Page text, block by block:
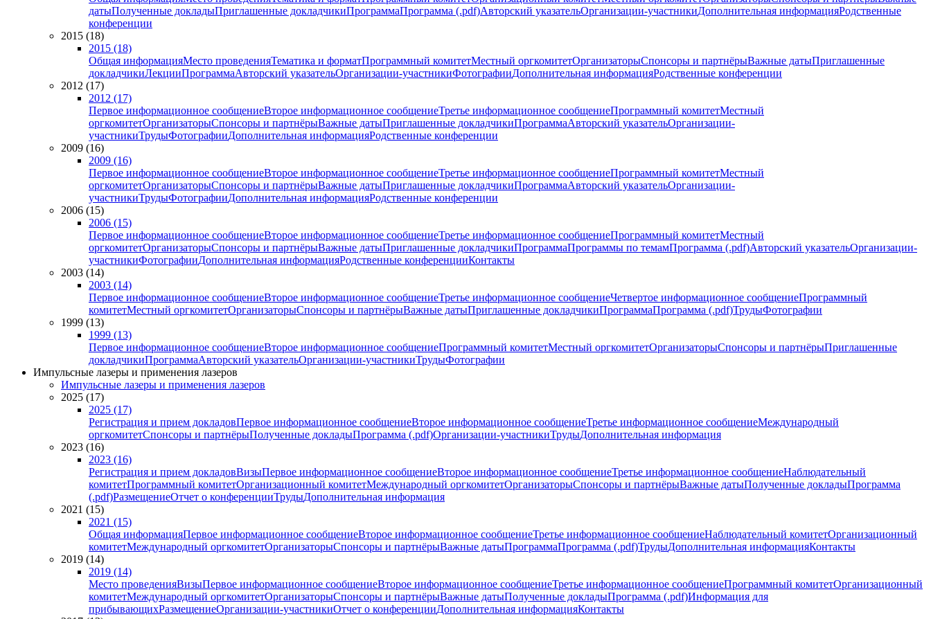
датыПолученные докладыПриглашенные докладчикиПрограммаПрограмма (.pdf)Авторский указательОрганизации-участникиДополнительная информацияРодственные
конференции
2015 (18)
2015 (18)
Общая информацияМесто проведенияТематика и форматПрограммный комитетМестный оргкомитетОрганизаторыСпонсоры и партнёрыВажные датыПриглашенные
докладчикиЛекцииПрограммаАвторский указательОрганизации-участникиФотографииДополнительная информацияРодственные конференции
2012 (17)
2012 (17)
Первое информационное сообщениеВторое информационное сообщениеТретье информационное сообщениеПрограммный комитетМестный
оргкомитетОрганизаторыСпонсоры и партнёрыВажные датыПриглашенные докладчикиПрограммаАвторский указательОрганизации-
участникиТрудыФотографииДополнительная информацияРодственные конференции
2009 (16)
2009 (16)
Первое информационное сообщениеВторое информационное сообщениеТретье информационное сообщениеПрограммный комитетМестный
оргкомитетОрганизаторыСпонсоры и партнёрыВажные датыПриглашенные докладчикиПрограммаАвторский указательОрганизации-
участникиТрудыФотографииДополнительная информацияРодственные конференции
2006 (15)
2006 (15)
Первое информационное сообщениеВторое информационное сообщениеТретье информационное сообщениеПрограммный комитетМестный
оргкомитетОрганизаторыСпонсоры и партнёрыВажные датыПриглашенные докладчикиПрограммаПрограммы по темамПрограмма (.pdf)Авторский указательОрганизации-
участникиФотографииДополнительная информацияРодственные конференцииКонтакты
2003 (14)
2003 (14)
Первое информационное сообщениеВторое информационное сообщениеТретье информационное сообщениеЧетвертое информационное сообщениеПрограммный
комитетМестный оргкомитетОрганизаторыСпонсоры и партнёрыВажные датыПриглашенные докладчикиПрограммаПрограмма (.pdf)ТрудыФотографии
1999 (13)
1999 (13)
Первое информационное сообщениеВторое информационное сообщениеПрограммный комитетМестный оргкомитетОрганизаторыСпонсоры и партнёрыПриглашенные
докладчикиПрограммаАвторский указательОрганизации-участникиТрудыФотографии
Импульсные лазеры и применения лазеров
Импульсные лазеры и применения лазеров
2025 (17)
2025 (17)
Регистрация и прием докладовПервое информационное сообщениеВторое информационное сообщениеТретье информационное сообщениеМеждународный
оргкомитетСпонсоры и партнёрыПолученные докладыПрограмма (.pdf)Организации-участникиТрудыДополнительная информация
2023 (16)
2023 (16)
Регистрация и прием докладовВизыПервое информационное сообщениеВторое информационное сообщениеТретье информационное сообщениеНаблюдательный
комитетПрограммный комитетОрганизационный комитетМеждународный оргкомитетОрганизаторыСпонсоры и партнёрыВажные датыПолученные докладыПрограмма
(.pdf)РазмещениеОтчет о конференцииТрудыДополнительная информация
2021 (15)
2021 (15)
Общая информацияПервое информационное сообщениеВторое информационное сообщениеТретье информационное сообщениеНаблюдательный комитетОрганизационный
комитетМеждународный оргкомитетОрганизаторыСпонсоры и партнёрыВажные датыПрограммаПрограмма (.pdf)ТрудыДополнительная информацияКонтакты
2019 (14)
2019 (14)
Место проведенияВизыПервое информационное сообщениеВторое информационное сообщениеТретье информационное сообщениеПрограммный комитетОрганизационный
комитетМеждународный оргкомитетОрганизаторыСпонсоры и партнёрыВажные датыПолученные докладыПрограмма (.pdf)Информация для
прибывающихРазмещениеОрганизации-участникиОтчет о конференцииДополнительная информацияКонтакты